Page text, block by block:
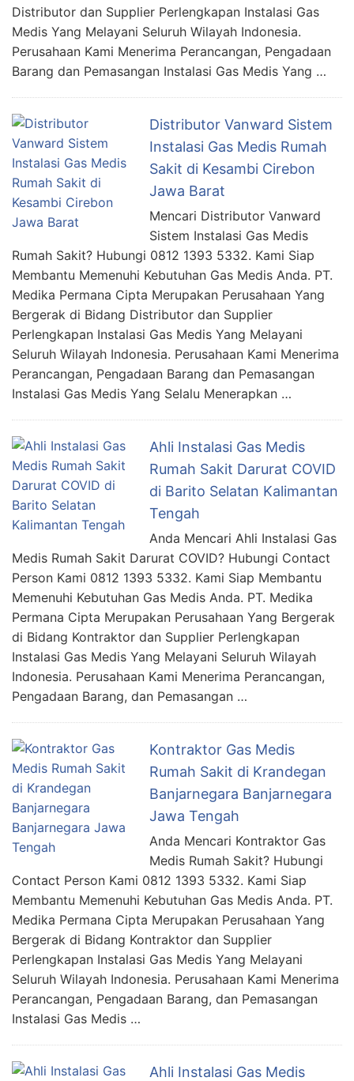
Distributor dan Supplier Perlengkapan Instalasi Gas
Medis Yang Melayani Seluruh Wilayah Indonesia.
Perusahaan Kami Menerima Perancangan, Pengadaan
Barang dan Pemasangan Instalasi Gas Medis Yang …
Distributor Vanward Sistem
Instalasi Gas Medis Rumah
Sakit di Kesambi Cirebon
Jawa Barat
Mencari Distributor Vanward
Sistem Instalasi Gas Medis
Rumah Sakit? Hubungi 0812 1393 5332. Kami Siap
Membantu Memenuhi Kebutuhan Gas Medis Anda. PT.
Medika Permana Cipta Merupakan Perusahaan Yang
Bergerak di Bidang Distributor dan Supplier
Perlengkapan Instalasi Gas Medis Yang Melayani
Seluruh Wilayah Indonesia. Perusahaan Kami Menerima
Perancangan, Pengadaan Barang dan Pemasangan
Instalasi Gas Medis Yang Selalu Menerapkan …
Ahli Instalasi Gas Medis
Rumah Sakit Darurat COVID
di Barito Selatan Kalimantan
Tengah
Anda Mencari Ahli Instalasi Gas
Medis Rumah Sakit Darurat COVID? Hubungi Contact
Person Kami 0812 1393 5332. Kami Siap Membantu
Memenuhi Kebutuhan Gas Medis Anda. PT. Medika
Permana Cipta Merupakan Perusahaan Yang Bergerak
di Bidang Kontraktor dan Supplier Perlengkapan
Instalasi Gas Medis Yang Melayani Seluruh Wilayah
Indonesia. Perusahaan Kami Menerima Perancangan,
Pengadaan Barang, dan Pemasangan …
Kontraktor Gas Medis
Rumah Sakit di Krandegan
Banjarnegara Banjarnegara
Jawa Tengah
Anda Mencari Kontraktor Gas
Medis Rumah Sakit? Hubungi
Contact Person Kami 0812 1393 5332. Kami Siap
Membantu Memenuhi Kebutuhan Gas Medis Anda. PT.
Medika Permana Cipta Merupakan Perusahaan Yang
Bergerak di Bidang Kontraktor dan Supplier
Perlengkapan Instalasi Gas Medis Yang Melayani
Seluruh Wilayah Indonesia. Perusahaan Kami Menerima
Perancangan, Pengadaan Barang, dan Pemasangan
Instalasi Gas Medis …
Ahli Instalasi Gas Medis